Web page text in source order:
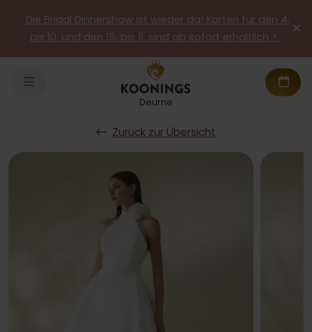
Die Bridal Dinnershow ist wieder da! Karten für den 4.
bis 10. und den 15. bis 11. sind ab sofort erhältlich >
Deurne
Zurück zur Übersicht